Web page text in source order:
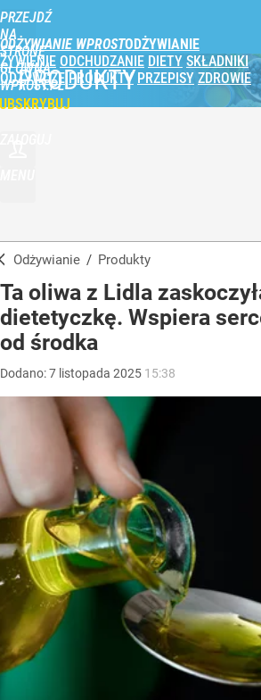
PRZEJDŹ
NA
STRONĘ
GŁÓWNĄ
WPROST.PL
ODŻYWIANIE WPROST
ŻYWIENIE ODCHUDZANIE DIETY SKŁADNIKI
ODŻYWCZE PRODUKTY PRZEPISY ZDROWIE
PRODUKTY
Odżywianie / Produkty
Ta oliwa z Lidla
dietetyczkę. Wspiera
od środka
Dodano:7 listopada 2025 15:38